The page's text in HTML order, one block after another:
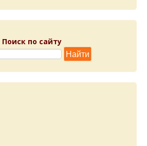
Поиск по сайту